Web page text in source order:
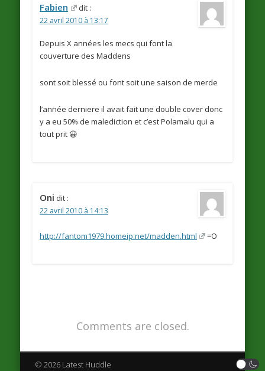
Fabien dit :
22 avril 2010 à 13:17
Depuis X années les mecs qui font la
couverture des Maddens
sont soit blessé ou font soit une saison de merde
l’année derniere il avait fait une double cover donc
y a eu 50% de malediction et c’est Polamalu qui a
tout prit 😀
Oni dit :
22 avril 2010 à 14:13
http://fantom1979.homeip.net/madden.html =O
Comments are closed.
© 2026 Latest Huddle